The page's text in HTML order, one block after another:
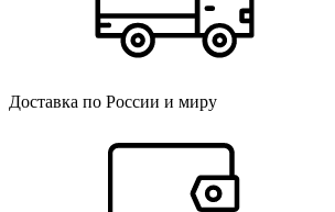
Доставка по России и миру